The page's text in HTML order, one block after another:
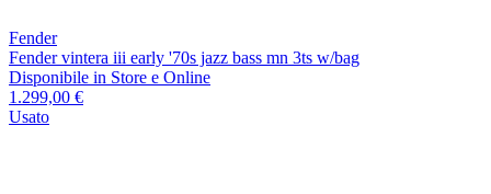
Fender
Fender vintera iii early '70s jazz bass mn 3ts w/bag
Disponibile in Store e Online
1.299,00 €
Usato